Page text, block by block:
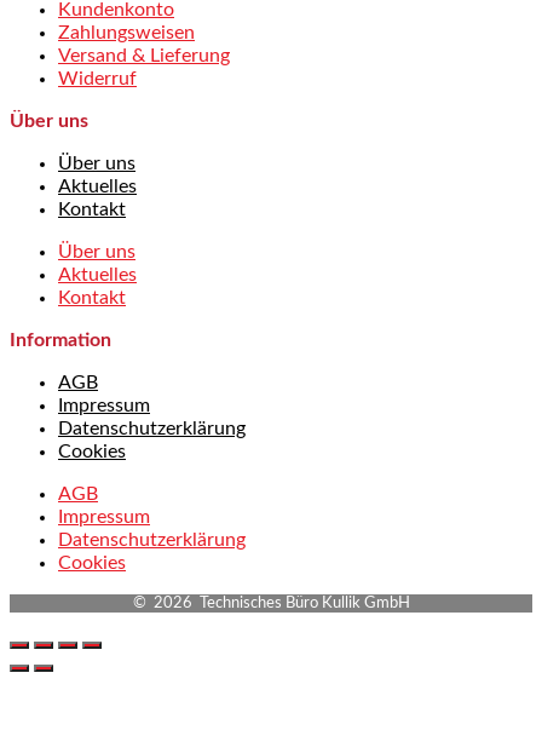
Kundenkonto
Zahlungsweisen
Versand & Lieferung
Widerruf
Über uns
Über uns
Aktuelles
Kontakt
Über uns
Aktuelles
Kontakt
Information
AGB
Impressum
Datenschutzerklärung
Cookies
AGB
Impressum
Datenschutzerklärung
Cookies
© 2026 Technisches Büro Kullik GmbH